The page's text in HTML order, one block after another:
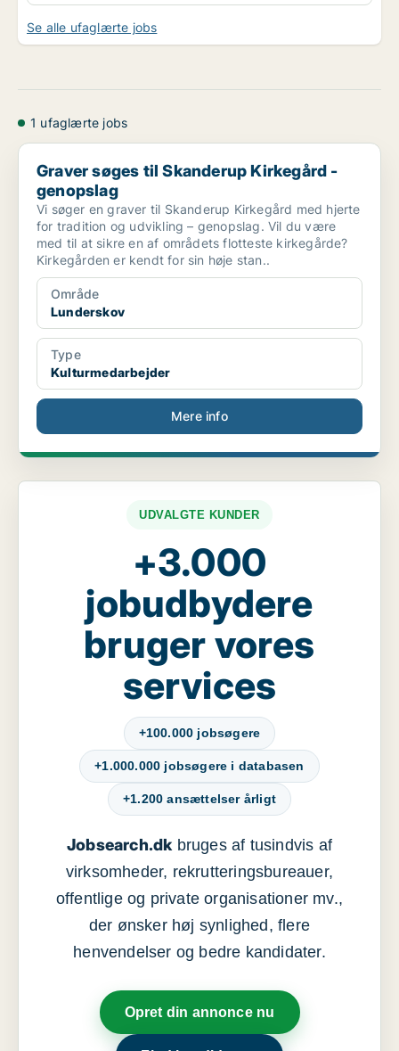
Se alle ufaglærte jobs
1 ufaglærte jobs
Graver søges til Skanderup Kirkegård - genopslag
Graver søges til Skanderup Kirkegård -
genopslag
Vi søger en graver til Skanderup Kirkegård med hjerte
for tradition og udvikling – genopslag. Vil du være
med til at sikre en af områdets flotteste kirkegårde?
Kirkegården er kendt for sin høje stan..
Område
Lunderskov
Type
Kulturmedarbejder
Mere info
UDVALGTE KUNDER
+3.000
jobudbydere
bruger vores
services
+100.000 jobsøgere
+1.000.000 jobsøgere i databasen
+1.200 ansættelser årligt
Jobsearch.dkbruges af tusindvis af
virksomheder, rekrutteringsbureauer,
offentlige og private organisationer mv.,
der ønsker høj synlighed, flere
henvendelser og bedre kandidater.
Opret din annonce nu